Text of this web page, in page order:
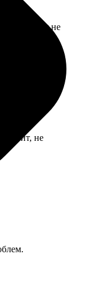
не
не